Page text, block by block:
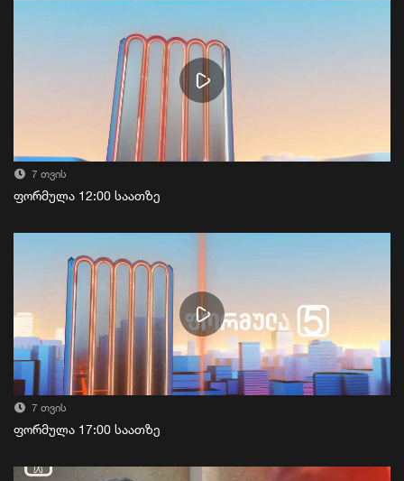
7 თვის
ფორმულა 12:00 საათზე
7 თვის
ფორმულა 17:00 საათზე